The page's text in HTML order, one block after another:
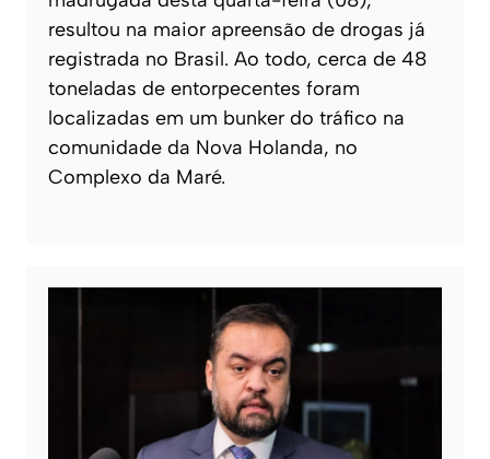
resultou na maior apreensão de drogas já
registrada no Brasil. Ao todo, cerca de 48
toneladas de entorpecentes foram
localizadas em um bunker do tráfico na
comunidade da Nova Holanda, no
Complexo da Maré.